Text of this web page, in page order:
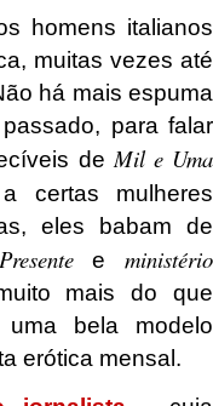
homens italianos
muitas vezes até
há mais espuma
para falar
de Mil e Uma
certas mulheres
eles babam de
Presente eministério
mais do que
bela modelo
erótica mensal.